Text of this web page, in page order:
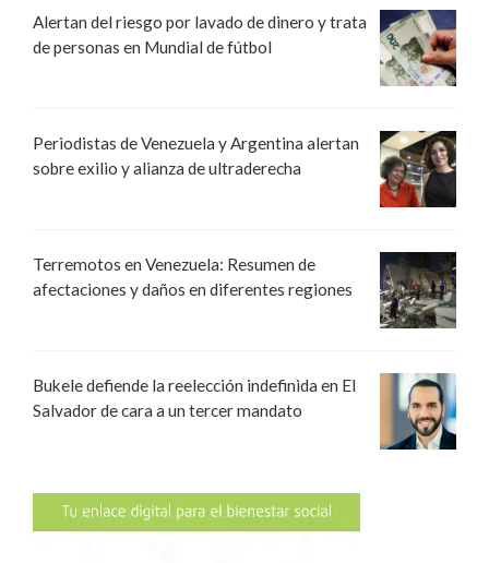
Alertan del riesgo por lavado de dinero y trata
de personas en Mundial de fútbol
Periodistas de Venezuela y Argentina alertan
sobre exilio y alianza de ultraderecha
Terremotos en Venezuela: Resumen de
afectaciones y daños en diferentes regiones
Bukele defiende la reelección indefinida en El
Salvador de cara a un tercer mandato